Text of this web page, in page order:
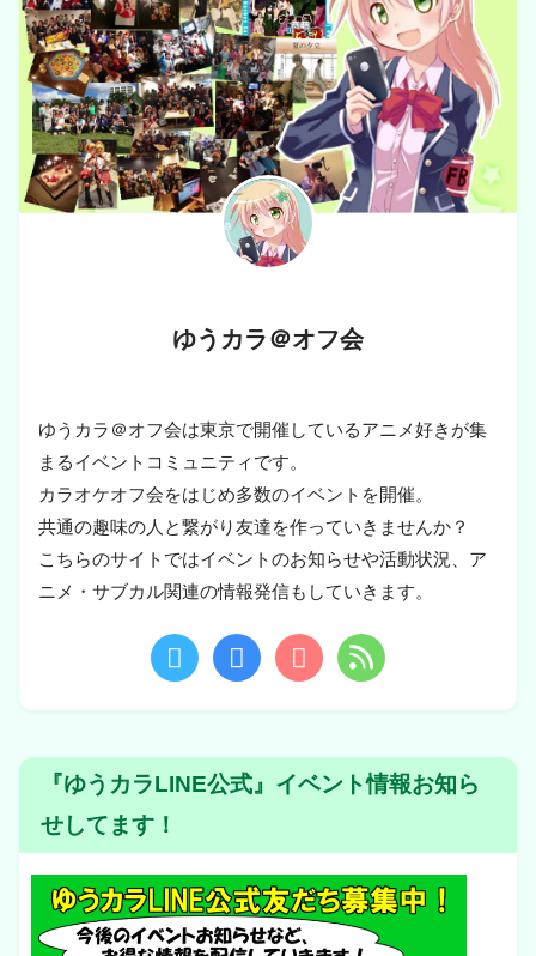
ゆうカラ＠オフ会
ゆうカラ＠オフ会は東京で開催しているアニメ好きが集
まるイベントコミュニティです。
カラオケオフ会をはじめ多数のイベントを開催。
共通の趣味の人と繋がり友達を作っていきませんか？
こちらのサイトではイベントのお知らせや活動状況、ア
ニメ・サブカル関連の情報発信もしていきます。
『ゆうカラLINE公式』イベント情報お知ら
せしてます！